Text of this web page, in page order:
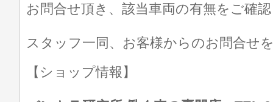
お問合せ頂き、該当車両の有無をご確
スタッフ一同、お客様からのお問合せ
【ショップ情報】